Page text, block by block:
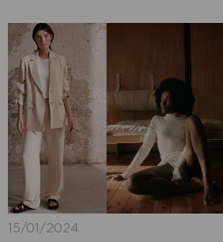
15/01/2024